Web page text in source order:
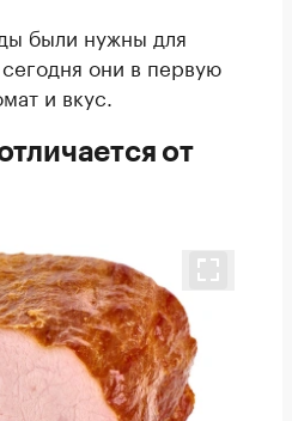
были нужны для
они в первую
и вкус.
от